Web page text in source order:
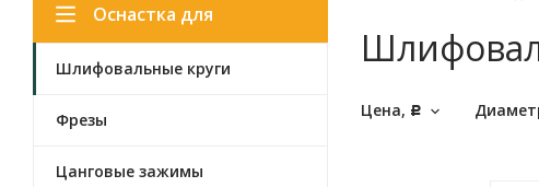
Оснастка для
прямошлифмашин
Шлифовальные круги
Фрезы
Цанговые зажимы
Цена, Р